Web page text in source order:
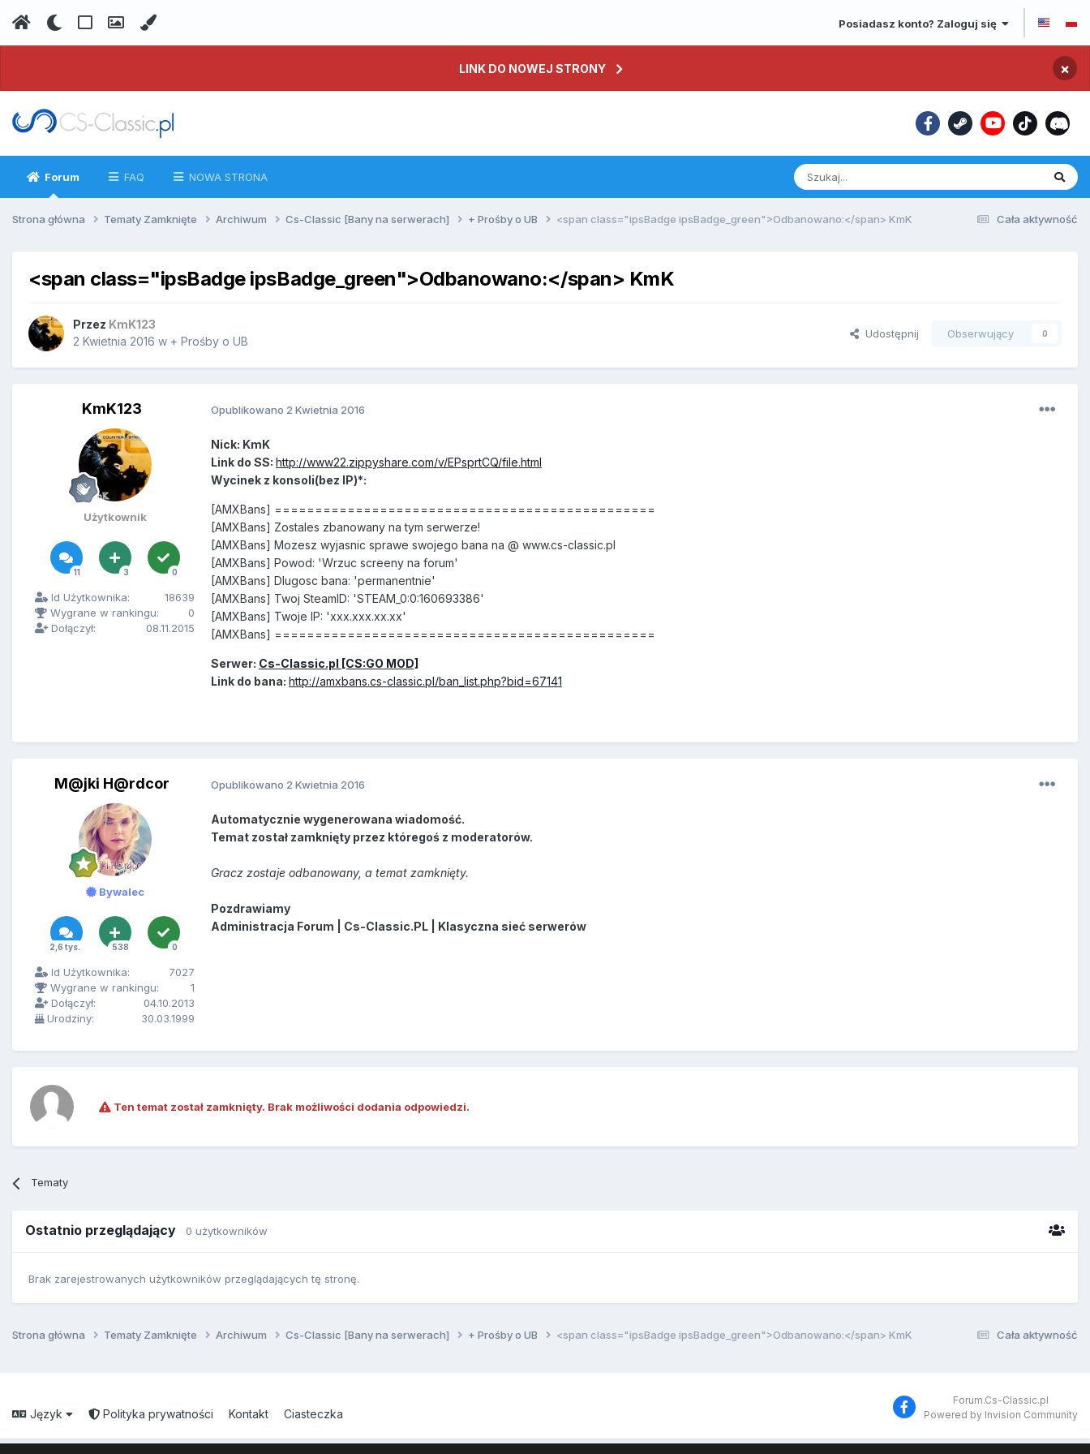
Posiadasz konto? Zaloguj się
LINK DO NOWEJ STRONY ×
Forum FAQ NOWA STRONA
Cała aktywność
Strona główna Tematy Zamknięte Archiwum Cs-Classic [Bany na serwerach] + Prośby o UB <span class="ipsBadge ipsBadge_green">Odbanowano:</span> KmK
<span class="ipsBadge ipsBadge_green">Odbanowano:</span> KmK
Przez KmK123
2 Kwietnia 2016 w + Prośby o UB
Udostępnij Obserwujący 0
KmK123
Użytkownik
11 3 0
Id Użytkownika:
18639
Wygrane w rankingu:
0
Dołączył:
08.11.2015
Opublikowano 2 Kwietnia 2016
Nick: KmK
Link do SS: http://www22.zippyshare.com/v/EPsprtCQ/file.html
Wycinek z konsoli(bez IP)*:
[AMXBans] ===============================================
[AMXBans] Zostales zbanowany na tym serwerze!
[AMXBans] Mozesz wyjasnic sprawe swojego bana na @ www.cs-classic.pl
[AMXBans] Powod: 'Wrzuc screeny na forum'
[AMXBans] Dlugosc bana: 'permanentnie'
[AMXBans] Twoj SteamID: 'STEAM_0:0:160693386'
[AMXBans] Twoje IP: 'xxx.xxx.xx.xx'
[AMXBans] ===============================================
Serwer: Cs-Classic.pl [CS:GO MOD]
Link do bana: http://amxbans.cs-classic.pl/ban_list.php?bid=67141
M@jki H@rdcor
Bywalec
2,6 tys. 538 0
Id Użytkownika:
7027
Wygrane w rankingu:
1
Dołączył:
04.10.2013
Urodziny:
30.03.1999
Opublikowano 2 Kwietnia 2016
Automatycznie wygenerowana wiadomość.
Temat został zamknięty przez któregoś z moderatorów.
Gracz zostaje odbanowany, a temat zamknięty.
Pozdrawiamy
Administracja Forum | Cs-Classic.PL | Klasyczna sieć serwerów
Ten temat został zamknięty. Brak możliwości dodania odpowiedzi.
Tematy
Ostatnio przeglądający 0 użytkowników
Brak zarejestrowanych użytkowników przeglądających tę stronę.
Cała aktywność
Strona główna Tematy Zamknięte Archiwum Cs-Classic [Bany na serwerach] + Prośby o UB <span class="ipsBadge ipsBadge_green">Odbanowano:</span> KmK
Język Polityka prywatności Kontakt Ciasteczka
Forum.Cs-Classic.pl
Powered by Invision Community